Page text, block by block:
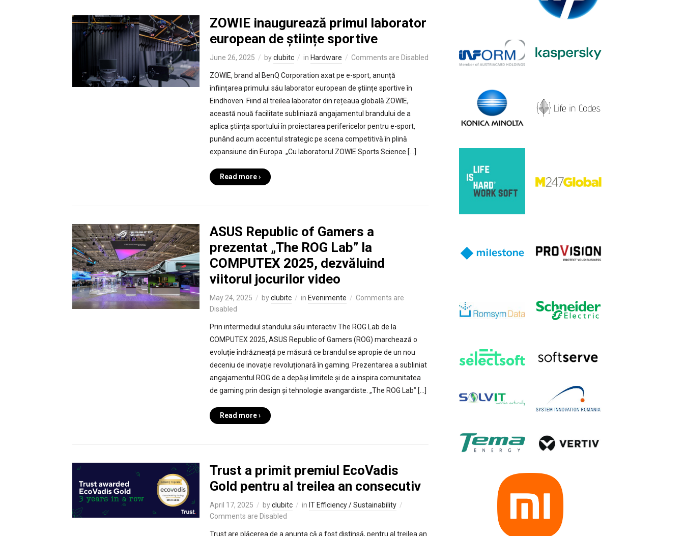
ZOWIE inaugurează primul laborator
european de științe sportive
June 26, 2025 byclubitc in Hardware Comments are Disabled
ZOWIE, brand al BenQ Corporation axat pe e-sport, anunță
înființarea primului său laborator european de științe sportive în
Eindhoven. Fiind al treilea laborator din rețeaua globală ZOWIE,
această nouă facilitate subliniază angajamentul brandului de a
aplica știința sportului în proiectarea perifericelor pentru e-sport,
punând acum accentul strategic pe scena competitivă în plină
expansiune din Europa. „Cu laboratorul ZOWIE Sports Science […]
Read more ›
ASUS Republic of Gamers a
prezentat „The ROG Lab” la
COMPUTEX 2025, dezvăluind
viitorul jocurilor video
May 24, 2025 byclubitc in Evenimente
Comments are
Disabled
Prin intermediul standului său interactiv The ROG Lab de la
COMPUTEX 2025, ASUS Republic of Gamers (ROG) marchează o
evoluție îndrăzneață pe măsură ce brandul se apropie de un nou
deceniu de inovație revoluționară în gaming. Prezentarea a subliniat
angajamentul ROG de a depăși limitele și de a inspira comunitatea
de gaming prin design și tehnologie avangardiste. „The ROG Lab” […]
Read more ›
Trust a primit premiul EcoVadis
Gold pentru al treilea an consecutiv
April 17, 2025 byclubitc in IT Efficiency / Sustainability
Comments are Disabled
Trust are plăcerea de a anunța că a fost distinsă, pentru al treilea an